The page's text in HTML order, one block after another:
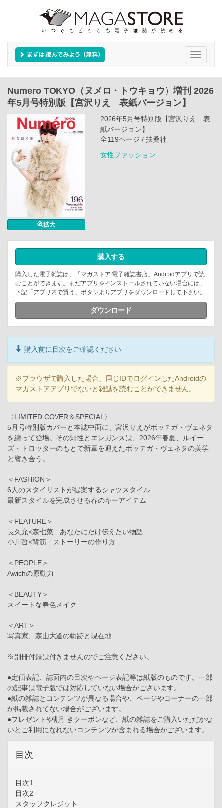
Toggle
Numero TOKYO（ヌメロ・トウキョウ）増刊 2026
年5月号特別版【宮沢りえ 表紙バージョン】
拡大
2026年5月号特別版【宮沢りえ 表
紙バージョン】
全119ページ / 扶桑社
女性ファッション
購入する
購入した電子雑誌は、「マガストア 電子雑誌書店」Androidアプリで読
むことができます。まだアプリをインストールされていない場合には、
下記「アプリ内で買う」ボタンよりアプリをダウンロードして下さい。
ダウンロード
購入前に目次をご確認ください
※ブラウザで購入した場合、同じIDでログインしたAndroidの
マガストアアプリでないと雑誌を読むことができません。
〈LIMITED COVER＆SPECIAL〉
5月号特別版カバーと本誌中面に、宮沢りえがボッテガ・ヴェネタ
を纏って登場。その知性とエレガンスは、2026年春夏、ルイー
ズ・トロッターのもとで新章を迎えたボッテガ・ヴェネタの美学
と響き合う。
＜FASHION＞
6人のスタイリストが提案するシャツスタイル
最新スタイルを完成させる春のキーアイテム
＜FEATURE＞
長久允×森七菜 あなたにだけ伝えたい物語
小川哲×背筋 ストーリーの作り方
＜PEOPLE＞
Awichの原動力
＜BEAUTY＞
スイートな春色メイク
＜ART＞
写真家、森山大道の軌跡と現在地
※別冊付録は付きませんのでご注意ください。
●定価表記、誌面内の目次やページ表記等は紙版のものです。一部
の記事は電子版では対応していない場合がございます。
●紙の雑誌とコンテンツが異なる場合や、ページやコーナーの一部
が掲載されてない場合がございます。
●プレゼントや割引きクーポンなど、紙の雑誌をご購入いただかな
いとご利用になれないコンテンツが含まれる場合がございます。
目次
目次1
目次2
スタッフクレジット